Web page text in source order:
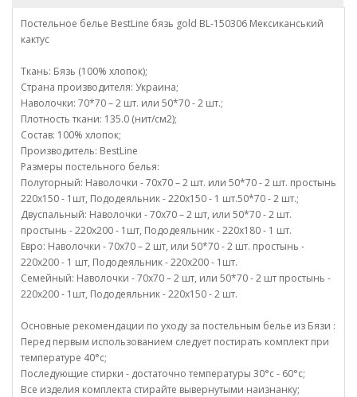
Постельное белье BestLine бязь gold BL-150306 Мексиканський
кактус
Ткань: Бязь (100% хлопок);
Страна производителя: Украина;
Наволочки: 70*70 – 2 шт. или 50*70 - 2 шт.;
Плотность ткани: 135.0 (нит/см2);
Состав: 100% хлопок;
Производитель: BestLine
Размеры постельного белья:
Полуторный: Наволочки - 70х70 – 2 шт. или 50*70 - 2 шт. простынь
220х150 - 1шт, Пододеяльник - 220х150 - 1 шт.50*70 - 2 шт.;
Двуспальный: Наволочки - 70х70 – 2 шт, или 50*70 - 2 шт.
простынь - 220х200 - 1шт, Пододеяльник - 220х180 - 1 шт.
Евро: Наволочки - 70х70 – 2 шт, или 50*70 - 2 шт. простынь -
220х200 - 1 шт, Пододеяльник - 220х200 - 1шт.
Семейный: Наволочки - 70х70 – 2 шт, или 50*70 - 2 шт простынь -
220х200 - 1шт, Пододеяльник - 220х150 - 2 шт.
Основные рекомендации по уходу за постельным белье из Бязи :
Перед первым использованием следует постирать комплект при
температуре 40°c;
Последующие стирки - достаточно температуры 30°c - 60°c;
Все изделия комплекта стирайте вывернутыми наизнанку;